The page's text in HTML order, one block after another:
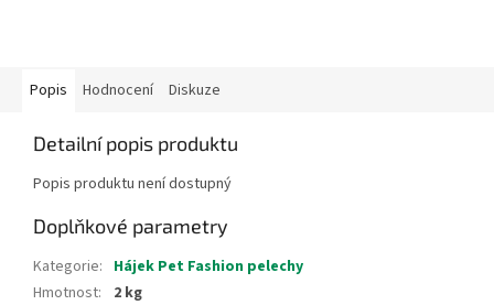
Popis Hodnocení Diskuze
Detailní popis produktu
Popis produktu není dostupný
Doplňkové parametry
Kategorie: Hájek Pet Fashion pelechy
Hmotnost: 2 kg